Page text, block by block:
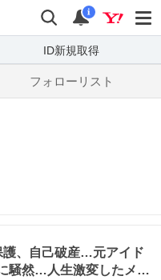
検索
通知
i
ID新規取得
フォローリスト
護、自己破産…元アイド
騒然…人生激変したメロ